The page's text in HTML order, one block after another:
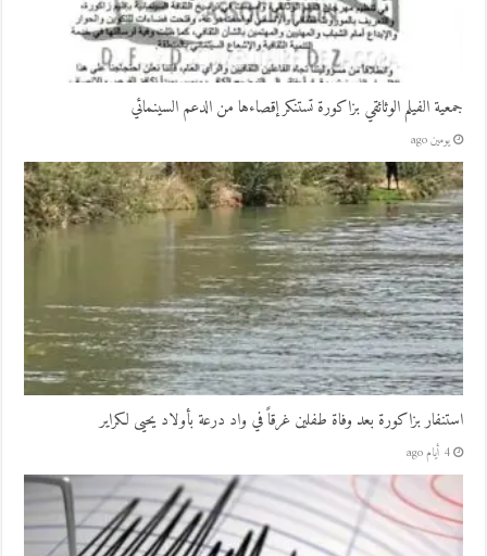
جمعية الفيلم الوثائقي بزاكورة تستنكر إقصاءها من الدعم السينمائي
يومين ago
استنفار بزاكورة بعد وفاة طفلين غرقاً في واد درعة بأولاد يحيى لكراير
4 أيام ago